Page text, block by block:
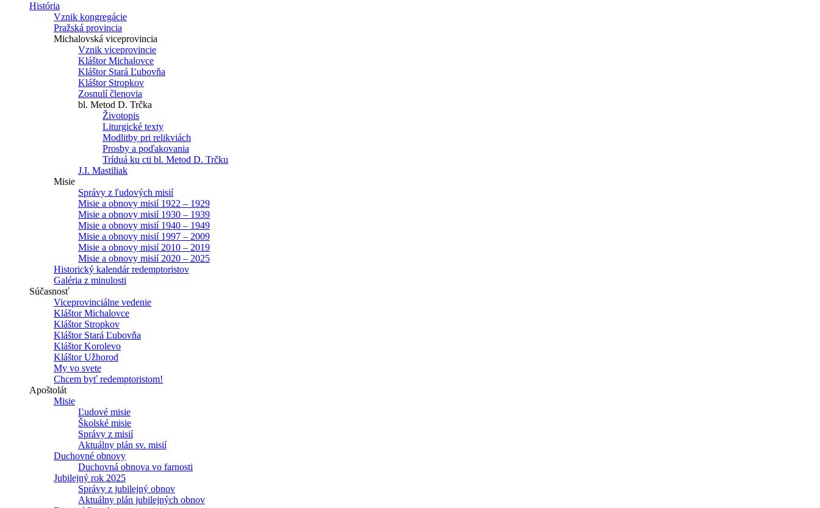
História
Vznik kongregácie
Pražská provincia
Michalovská viceprovincia
Vznik viceprovincie
Kláštor Michalovce
Kláštor Stará Ľubovňa
Kláštor Stropkov
Zosnulí členovia
bl. Metod D. Trčka
Životopis
Liturgické texty
Modlitby pri relikviách
Prosby a poďakovania
Tríduá ku cti bl. Metod D. Trčku
J.I. Mastiliak
Misie
Správy z ľudových misií
Misie a obnovy misií 1922 – 1929
Misie a obnovy misií 1930 – 1939
Misie a obnovy misií 1940 – 1949
Misie a obnovy misií 1997 – 2009
Misie a obnovy misií 2010 – 2019
Misie a obnovy misií 2020 – 2025
Historický kalendár redemptoristov
Galéria z minulosti
Súčasnosť
Viceprovinciálne vedenie
Kláštor Michalovce
Kláštor Stropkov
Kláštor Stará Ľubovňa
Kláštor Korolevo
Kláštor Užhorod
My vo svete
Chcem byť redemptoristom!
Apoštolát
Misie
Ľudové misie
Školské misie
Správy z misií
Aktuálny plán sv. misií
Duchovné obnovy
Duchovná obnova vo farnosti
Jubilejný rok 2025
Správy z jubilejný obnov
Aktuálny plán jubilejných obnov